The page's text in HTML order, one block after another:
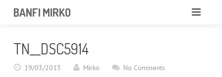
BANFI MIRKO
TN__DSC5914
19/03/2013 Mirko No Comments